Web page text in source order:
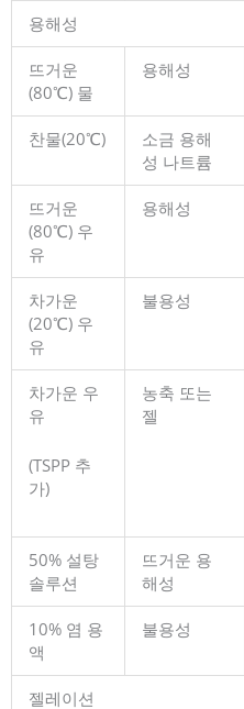
용해성
뜨거운
(80℃) 물
용해성
찬물(20℃)
소금 용해
성 나트륨
뜨거운
(80℃) 우
유
용해성
차가운
(20℃) 우
유
불용성
차가운 우
유
(TSPP 추
가)
농축 또는
젤
50% 설탕
솔루션
뜨거운 용
해성
10% 염 용
액
불용성
젤레이션